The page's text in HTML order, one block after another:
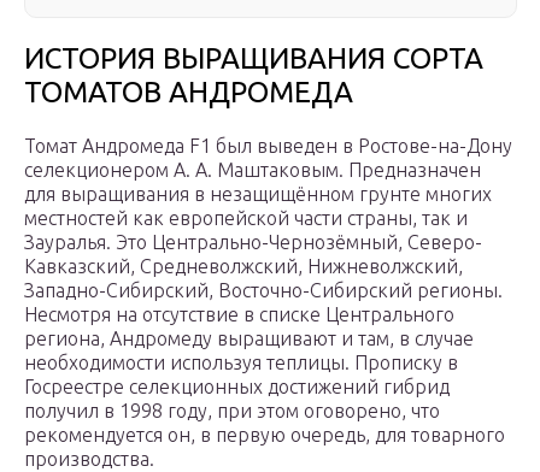
ИСТОРИЯ ВЫРАЩИВАНИЯ СОРТА
ТОМАТОВ АНДРОМЕДА
Томат Андромеда F1 был выведен в Ростове-на-Дону
селекционером А. А. Маштаковым. Предназначен
для выращивания в незащищённом грунте многих
местностей как европейской части страны, так и
Зауралья. Это Центрально-Чернозёмный, Северо-
Кавказский, Средневолжский, Нижневолжский,
Западно-Сибирский, Восточно-Сибирский регионы.
Несмотря на отсутствие в списке Центрального
региона, Андромеду выращивают и там, в случае
необходимости используя теплицы. Прописку в
Госреестре селекционных достижений гибрид
получил в 1998 году, при этом оговорено, что
рекомендуется он, в первую очередь, для товарного
производства.